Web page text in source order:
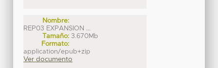
Nombre:
REP03 EXPANSION ...
Tamaño: 3.670Mb
Formato:
application/epub+zip
Ver documento